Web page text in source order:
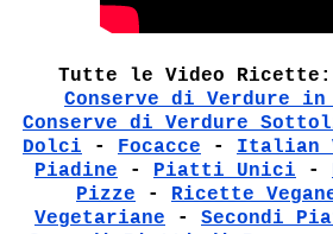
Tutte le Video Ricette:
Conserve di Verdure in
Conserve di Verdure
Dolci - Focacce - Italian
Piadine - Piatti Unici -
Pizze - Ricette
Vegetariane - Secondi